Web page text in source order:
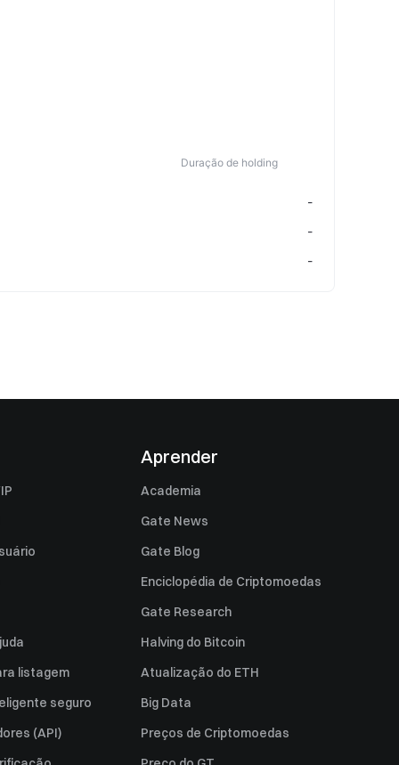
Duração de holding
-
-
-
listagem
seguro
(API)
Aprender
Academia
Gate News
Gate Blog
Enciclopédia de Criptomoedas
Gate Research
Halving do Bitcoin
Atualização do ETH
Big Data
Preços de Criptomoedas